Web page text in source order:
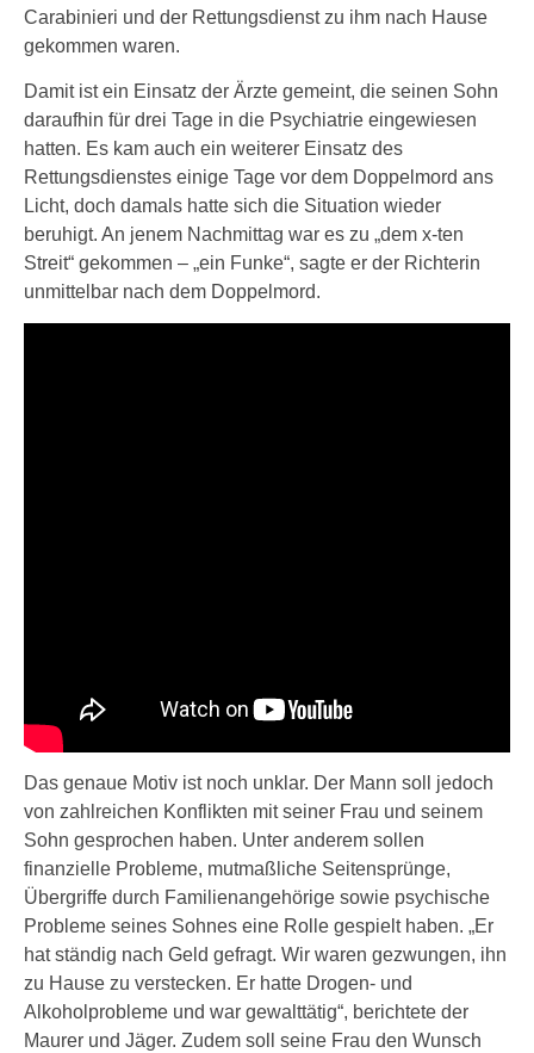
Carabinieri und der Rettungsdienst zu ihm nach Hause
gekommen waren.
Damit ist ein Einsatz der Ärzte gemeint, die seinen Sohn
daraufhin für drei Tage in die Psychiatrie eingewiesen
hatten. Es kam auch ein weiterer Einsatz des
Rettungsdienstes einige Tage vor dem Doppelmord ans
Licht, doch damals hatte sich die Situation wieder
beruhigt. An jenem Nachmittag war es zu „dem x-ten
Streit“ gekommen – „ein Funke“, sagte er der Richterin
unmittelbar nach dem Doppelmord.
Das genaue Motiv ist noch unklar. Der Mann soll jedoch
von zahlreichen Konflikten mit seiner Frau und seinem
Sohn gesprochen haben. Unter anderem sollen
finanzielle Probleme, mutmaßliche Seitensprünge,
Übergriffe durch Familienangehörige sowie psychische
Probleme seines Sohnes eine Rolle gespielt haben. „Er
hat ständig nach Geld gefragt. Wir waren gezwungen, ihn
zu Hause zu verstecken. Er hatte Drogen- und
Alkoholprobleme und war gewalttätig“, berichtete der
Maurer und Jäger. Zudem soll seine Frau den Wunsch